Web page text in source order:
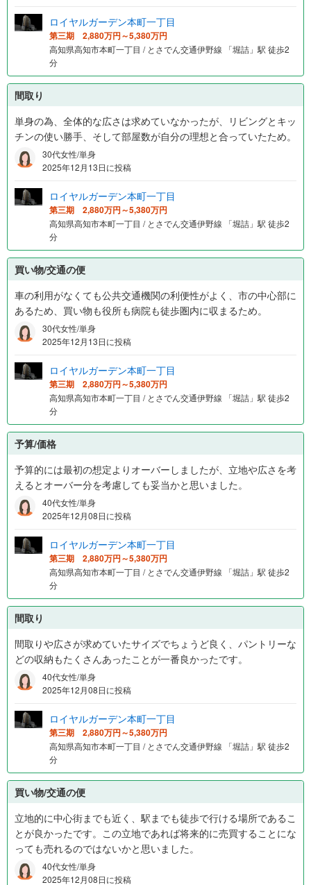
ロイヤルガーデン本町一丁目
第三期 2,880万円～5,380万円
高知県高知市本町一丁目 / とさでん交通伊野線 「堀詰」駅 徒歩2
分
間取り
単身の為、全体的な広さは求めていなかったが、リビングとキッ
チンの使い勝手、そして部屋数が自分の理想と合っていたため。
30代女性/単身
2025年12月13日に投稿
ロイヤルガーデン本町一丁目
第三期 2,880万円～5,380万円
高知県高知市本町一丁目 / とさでん交通伊野線 「堀詰」駅 徒歩2
分
買い物/交通の便
車の利用がなくても公共交通機関の利便性がよく、市の中心部に
あるため、買い物も役所も病院も徒歩圏内に収まるため。
30代女性/単身
2025年12月13日に投稿
ロイヤルガーデン本町一丁目
第三期 2,880万円～5,380万円
高知県高知市本町一丁目 / とさでん交通伊野線 「堀詰」駅 徒歩2
分
予算/価格
予算的には最初の想定よりオーバーしましたが、立地や広さを考
えるとオーバー分を考慮しても妥当かと思いました。
40代女性/単身
2025年12月08日に投稿
ロイヤルガーデン本町一丁目
第三期 2,880万円～5,380万円
高知県高知市本町一丁目 / とさでん交通伊野線 「堀詰」駅 徒歩2
分
間取り
間取りや広さが求めていたサイズでちょうど良く、パントリーな
どの収納もたくさんあったことが一番良かったです。
40代女性/単身
2025年12月08日に投稿
ロイヤルガーデン本町一丁目
第三期 2,880万円～5,380万円
高知県高知市本町一丁目 / とさでん交通伊野線 「堀詰」駅 徒歩2
分
買い物/交通の便
立地的に中心街までも近く、駅までも徒歩で行ける場所であるこ
とが良かったです。この立地であれば将来的に売買することにな
っても売れるのではないかと思いました。
40代女性/単身
2025年12月08日に投稿